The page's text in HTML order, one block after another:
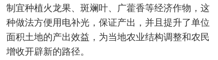
制宜种植火龙果、斑斓叶、广藿香等经济作物，这
种做法方便用电补光，保证产出，并且提升了单位
面积土地的产出效益，为当地农业结构调整和农民
增收开辟新的路径。